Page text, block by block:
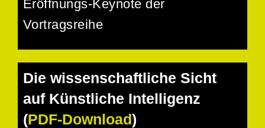
Eröffnungs-Keynote der
Vortragsreihe
Die wissenschaftliche Sicht
auf Künstliche Intelligenz
(PDF-Download)